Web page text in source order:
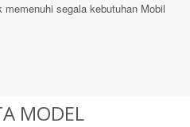
segala kebutuhan Mobil
MODEL